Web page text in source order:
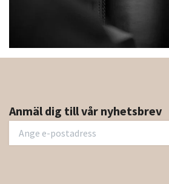
Anmäl dig till vår nyhetsbrev